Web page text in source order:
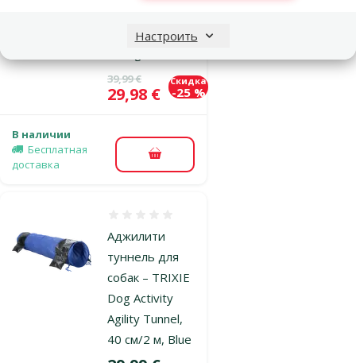
Настроить
Исходная цена
39,99 €
Цена
29,98 €
Скидка
-25 %
В наличии
Бесплатная
доставка
В корзину
Аджилити
туннель для
собак – TRIXIE
Dog Activity
Agility Tunnel,
40 см/2 м, Blue